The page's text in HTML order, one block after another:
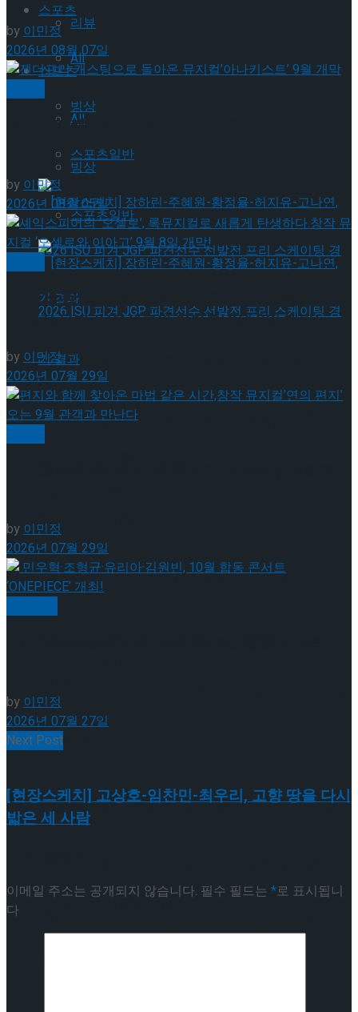
스포츠
All
빙상
스포츠일반
[현장스케치] 장하린-주혜원-황정율-허지유-
고나연, 2026 ISU 피겨 JGP 파견선수 선발전
[현장스케치] 이규리-전효은-김지유-박하영,
[현장스케치] 김민송-문지원-정수빈-이효원-
프리 스케이팅 경기 결과
리뷰
스포츠
All
빙상
스포츠일반
[현장스케치] 장하린-주혜원-황정율-허지유-
프리 스케이팅 경기 결과
2026 ISU 피겨 JGP 파견선수 선발전 프리 스케
이팅 경기 결과
by이민정
2026년 08월 07일
젠더프리 캐스팅으로 돌아온 뮤지컬’아나키스트’ 9
by 이민정
2026년 08월 05일
셰익스피어의 ‘오셀로’, 록뮤지컬로 새롭게 탄생하
다.창작 뮤지컬 ‘오셀로와 이아고’ 9월 8일 개막!
by이민정
2026년 07월 29일
by이민정
2026년 07월 29일
by이민정
2026년 07월 27일
Next Post
[현장스케치] 고상호-임찬민-최우리, 고향 땅을 다시
밟은 세 사람
이메일 주소는 공개되지 않습니다. 필수 필드는 *로 표시됩니
다